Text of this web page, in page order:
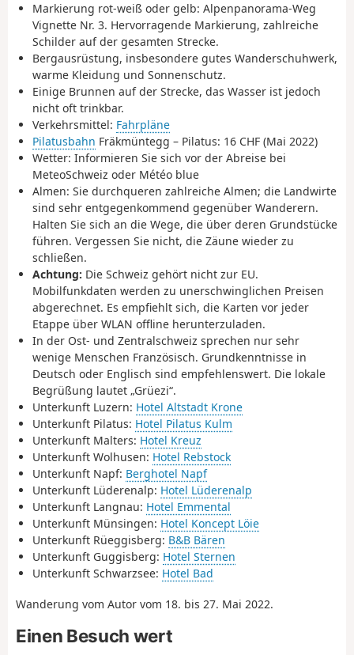
Markierung rot-weiß oder gelb: Alpenpanorama-Weg
Vignette Nr. 3. Hervorragende Markierung, zahlreiche
Schilder auf der gesamten Strecke.
Bergausrüstung, insbesondere gutes Wanderschuhwerk,
warme Kleidung und Sonnenschutz.
Einige Brunnen auf der Strecke, das Wasser ist jedoch
nicht oft trinkbar.
Verkehrsmittel: Fahrpläne
Pilatusbahn Fräkmüntegg – Pilatus: 16 CHF (Mai 2022)
Wetter: Informieren Sie sich vor der Abreise bei
MeteoSchweiz oder Météo blue
Almen: Sie durchqueren zahlreiche Almen; die Landwirte
sind sehr entgegenkommend gegenüber Wanderern.
Halten Sie sich an die Wege, die über deren Grundstücke
führen. Vergessen Sie nicht, die Zäune wieder zu
schließen.
Achtung: Die Schweiz gehört nicht zur EU.
Mobilfunkdaten werden zu unerschwinglichen Preisen
abgerechnet. Es empfiehlt sich, die Karten vor jeder
Etappe über WLAN offline herunterzuladen.
In der Ost- und Zentralschweiz sprechen nur sehr
wenige Menschen Französisch. Grundkenntnisse in
Deutsch oder Englisch sind empfehlenswert. Die lokale
Begrüßung lautet „Grüezi“.
Unterkunft Luzern: Hotel Altstadt Krone
Unterkunft Pilatus: Hotel Pilatus Kulm
Unterkunft Malters: Hotel Kreuz
Unterkunft Wolhusen: Hotel Rebstock
Unterkunft Napf: Berghotel Napf
Unterkunft Lüderenalp: Hotel Lüderenalp
Unterkunft Langnau: Hotel Emmental
Unterkunft Münsingen: Hotel Koncept Löie
Unterkunft Rüeggisberg: B&B Bären
Unterkunft Guggisberg: Hotel Sternen
Unterkunft Schwarzsee: Hotel Bad
Wanderung vom Autor vom 18. bis 27. Mai 2022.
Einen Besuch wert